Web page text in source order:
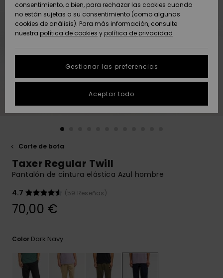
Novedades
Destacados
Novedades
Destacados
Comunidad
AYUDA &
CONTACTO
Protección de
datos
personales
Inicia una
conversación
conversación
respuestas a
las preguntas
contacto.
Consultar
SOSTENIBILIDAD
Corte de bota
Taxer Regular Twill
Pantalón de cintura elástica Azul hombre
4.7
(59 Reseñas)
70,00 €
Color Dark Navy
consentimiento, o bien, para rechazar las cookies cuando
no están sujetas a su consentimiento (como algunas
cookies de análisis). Para más información, consulte
nuestra política de cookies y política de privacidad
Gestionar las preferencias
Aceptar todo